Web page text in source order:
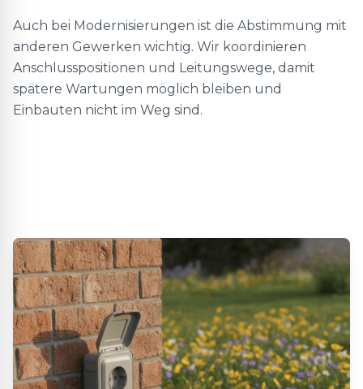
Auch bei Modernisierungen ist die Abstimmung mit
anderen Gewerken wichtig. Wir koordinieren
Anschlusspositionen und Leitungswege, damit
spätere Wartungen möglich bleiben und
Einbauten nicht im Weg sind.